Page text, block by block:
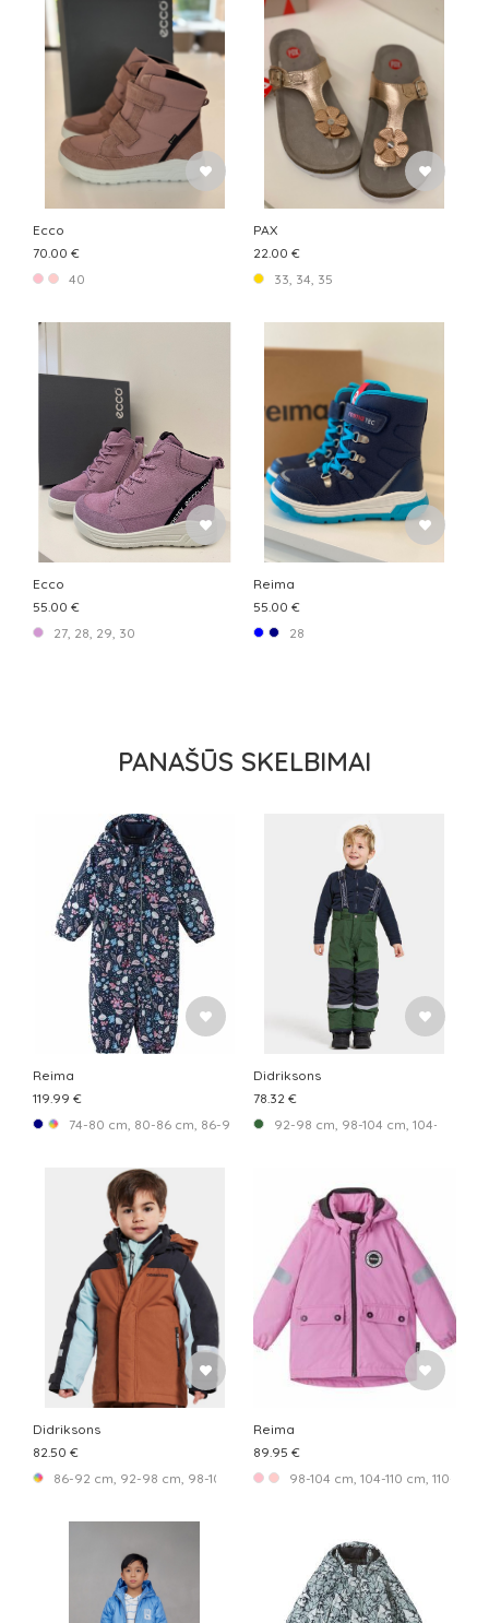
Ecco
70.00 €
40
PAX
22.00 €
33, 34, 35
Ecco
55.00 €
27, 28, 29, 30
Reima
55.00 €
28
PANAŠŪS SKELBIMAI
Reima
119.99 €
74-80 cm, 80-86 cm, 86-92 cm, 92-98 cm
Didriksons
78.32 €
92-98 cm, 98-104 cm, 104-110 cm,
Didriksons
82.50 €
86-92 cm, 92-98 cm, 98-104 cm, 104-110 cm, 110-116 cm, 116-122 cm,
Reima
89.95 €
98-104 cm, 104-110 cm, 110-116